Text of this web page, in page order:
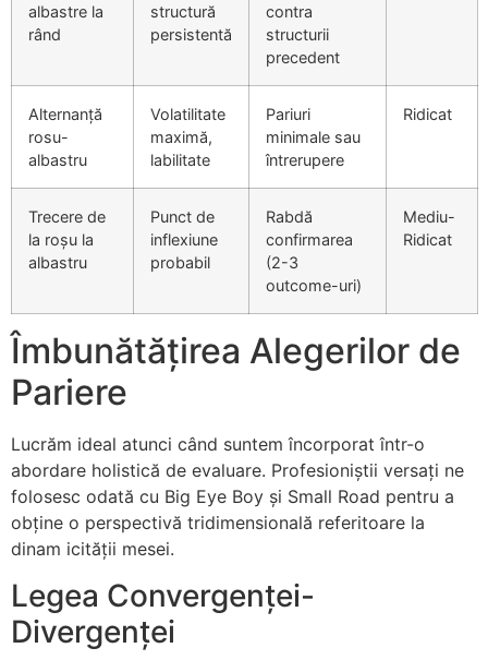
albastre la
rând
structură
persistentă
contra
structurii
precedent
Alternanță
rosu-
albastru
Volatilitate
maximă,
labilitate
Pariuri
minimale sau
întrerupere
Ridicat
Trecere de
la roșu la
albastru
Punct de
inflexiune
probabil
Rabdă
confirmarea
(2-3
outcome-uri)
Mediu-
Ridicat
Îmbunătățirea Alegerilor de
Pariere
Lucrăm ideal atunci când suntem încorporat într-o
abordare holistică de evaluare. Profesioniștii versați ne
folosesc odată cu Big Eye Boy și Small Road pentru a
obține o perspectivă tridimensională referitoare la
dinam icității mesei.
Legea Convergenței-
Divergenței